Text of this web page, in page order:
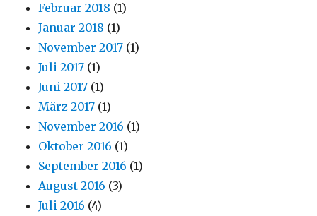
Februar 2018 (1)
Januar 2018 (1)
November 2017 (1)
Juli 2017 (1)
Juni 2017 (1)
März 2017 (1)
November 2016 (1)
Oktober 2016 (1)
September 2016 (1)
August 2016 (3)
Juli 2016 (4)